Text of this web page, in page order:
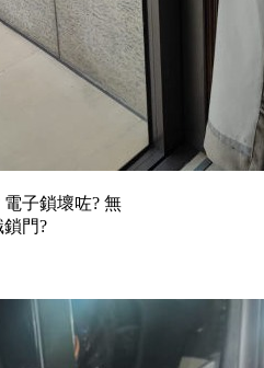
電子鎖壞咗? 無
鎖門?